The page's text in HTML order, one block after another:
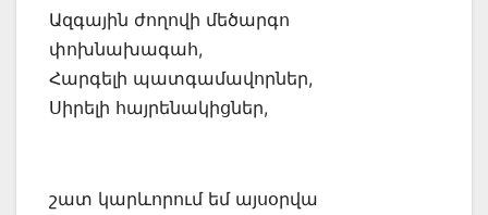
Ազգային ժողովի մեծարգո
փոխնախագահ,
Հարգելի պատգամավորներ,
Սիրելի հայրենակիցներ,
շատ կարևորում եմ այսօրվա